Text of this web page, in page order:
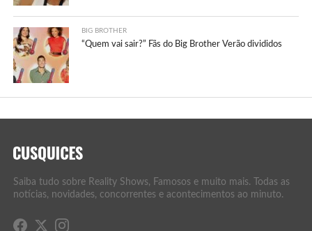
BIG BROTHER
“Quem vai sair?” Fãs do Big Brother Verão divididos
Saiba tudo sobre Reality Shows, Famosos e muito mais. Todas as
notícias, novidades, concorrentes e acontecimentos ao minuto.